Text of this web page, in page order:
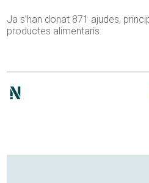
Ja s’han donat 871 ajudes,
productes alimentaris.